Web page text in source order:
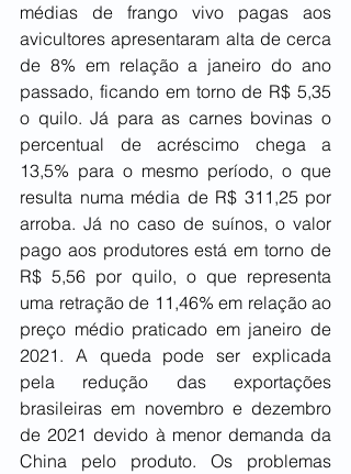
médias de frango vivo pagas aos
avicultores apresentaram alta de cerca
de 8% em relação a janeiro do ano
passado, ficando em torno de R$ 5,35
o quilo. Já para as carnes bovinas o
percentual de acréscimo chega a
13,5% para o mesmo período, o que
resulta numa média de R$ 311,25 por
arroba. Já no caso de suínos, o valor
pago aos produtores está em torno de
R$ 5,56 por quilo, o que representa
uma retração de 11,46% em relação ao
preço médio praticado em janeiro de
2021. A queda pode ser explicada
pela redução das exportações
brasileiras em novembro e dezembro
de 2021 devido à menor demanda da
China pelo produto. Os problemas